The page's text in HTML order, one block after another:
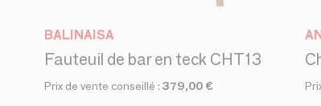
BALINAISA
Fauteuil de bar en teck CHT13
Prix de vente conseillé : 379,00 €